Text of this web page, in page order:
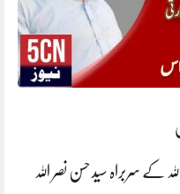
سربراہ سید حسن نصر اللہ